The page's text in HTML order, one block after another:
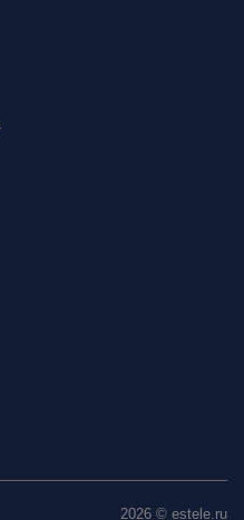
2026 © estele.ru